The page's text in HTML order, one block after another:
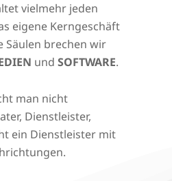
vielmehr jeden
eigene Kerngeschäft
Säulen brechen wir
undSOFTWARE.
man nicht
Dienstleister,
ein Dienstleister mit